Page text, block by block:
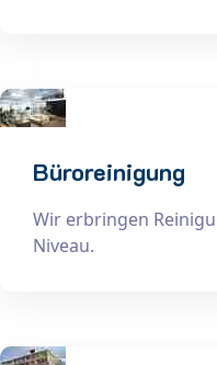
Büroreinigung
Wir erbringen
Niveau.